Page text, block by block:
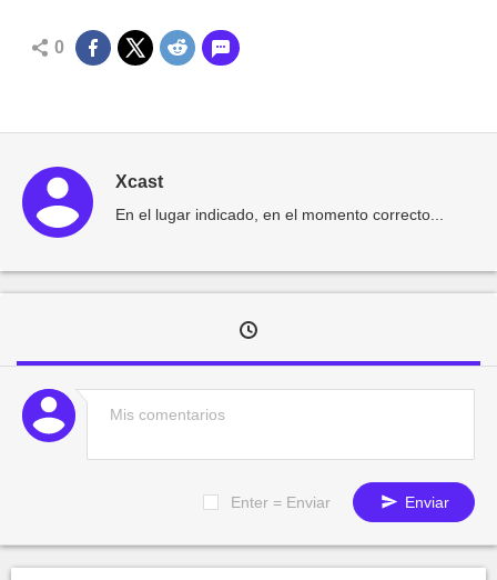
0
Xcast
En el lugar indicado, en el momento correcto...
Enter = Enviar Enviar